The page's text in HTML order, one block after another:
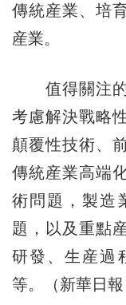
傳統産業、培
産業。
值得關注的
考慮解決戰略
顛覆性技術、
傳統産業高端
術問題，製造
題，以及重點
研發、生産過
等。（新華日報